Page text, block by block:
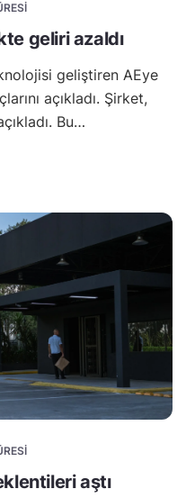
geliri azaldı
geliştiren AEye
açıkladı. Şirket,
Bu…
aştı